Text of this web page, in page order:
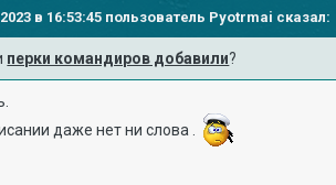
в 16:53:45 пользователь Pyotrmai сказал:
перки командиров добавили?
даже нет ни слова .